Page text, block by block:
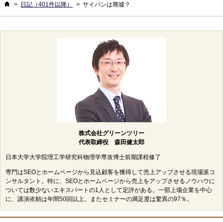
ホーム
> 日記（401件以降） > サイパンは廃墟？
株式会社グリーンツリー
代表取締役 森田健太郎
日本大学大学院理工学研究科物理学専攻博士前期課程修了
専門はSEOとホームページから見込顧客を獲得して売上アップさせる現場派コ
ンサルタント。特に、SEOとホームページから売上をアップさせるノウハウに
ついては数少ないエキスパートの1人として定評がある。一部上場企業を中心
に、講演依頼は年間50回以上。またセミナーの満足度は驚異の97％。